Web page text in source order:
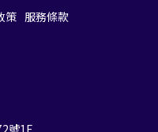
策 服務條款
號1F